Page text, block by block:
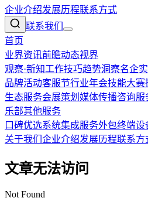
企业介绍发展历程联系方式
联系我们
首页
业界资讯前瞻动态视界
观察·新知工作技巧趋势洞察名企
品牌活动客服节行业年会技能大赛
生态服务会展策划 媒体传播咨询服
乐部其他服务
口碑优选系统集成服务外包终端设
关于我们 企业介绍发展历程联系方
文章无法访问
Not Found